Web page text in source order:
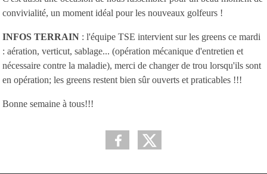
convivialité, un moment idéal pour les nouveaux golfeurs !
INFOS TERRAIN : l'équipe TSE intervient sur les greens ce mardi
: aération, verticut, sablage... (opération mécanique d'entretien et
nécessaire contre la maladie), merci de changer de trou lorsqu'ils sont
en opération; les greens restent bien sûr ouverts et praticables !!!
Bonne semaine à tous!!!